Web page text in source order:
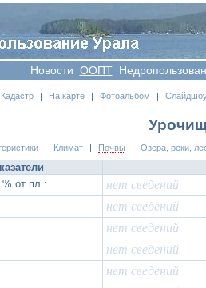
Новости OOПT
Кадастр | На карте | Фотоальбом |
Климат Почвы Озера, реки,
от пл.:
нет сведений
нет сведений
нет сведений
нет сведений
нет сведений